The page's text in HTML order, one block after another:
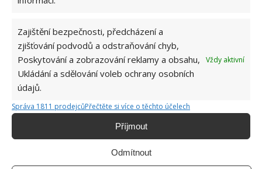
Zajištění bezpečnosti, předcházení a
zjišťování podvodů a odstraňování chyb,
Poskytování a zobrazování reklamy a obsahu,
Ukládání a sdělování voleb ochrany osobních
údajů.
Vždy aktivní
Správa 1811 prodejcůPřečtěte si více o těchto účelech
Příjmout
Odmítnout
O WEBU
Sháníte zajímavé tipy jak vylepšit Váš domov? Originální nápady,
aktuální trendy, praktické rady i inspirativní fotografie najdete na
stránkách internetového magazínuBydlimeutulne.cz